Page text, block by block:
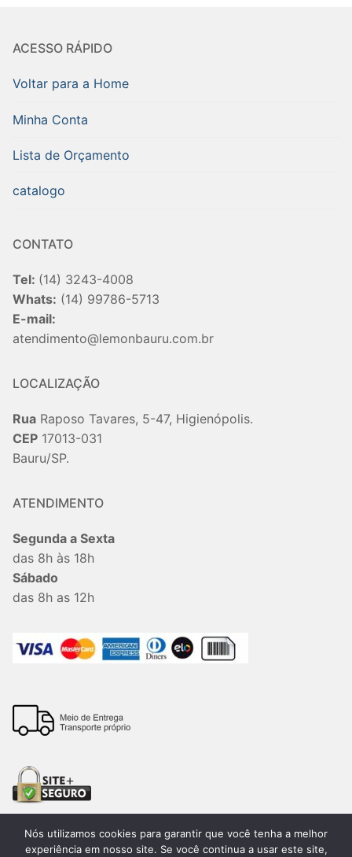
ACESSO RÁPIDO
Voltar para a Home
Minha Conta
Lista de Orçamento
catalogo
CONTATO
Tel: (14) 3243-4008
Whats: (14) 99786-5713
E-mail:
atendimento@lemonbauru.com.br
LOCALIZAÇÃO
Rua Raposo Tavares, 5-47, Higienópolis.
CEP 17013-031
Bauru/SP.
ATENDIMENTO
Segunda a Sexta
das 8h às 18h
Sábado
das 8h as 12h
Nós utilizamos cookies para garantir que você tenha a melhor
experiência em nosso site. Se você continua a usar este site,